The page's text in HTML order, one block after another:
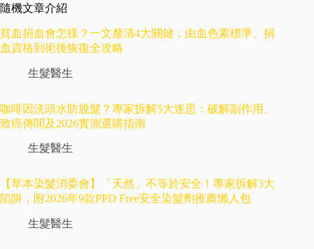
隨機文章介紹
貧血捐血會怎樣？一文釐清4大關鍵：由血色素標準、捐
血資格到術後恢復全攻略
生髮醫生
咖啡因洗頭水防脫髮？專家拆解5大迷思：破解副作用、
致癌傳聞及2026實測選購指南
生髮醫生
【草本染髮消委會】「天然」不等於安全！專家拆解3大
陷阱，附2026年9款PPD Free安全染髮劑推薦懶人包
生髮醫生